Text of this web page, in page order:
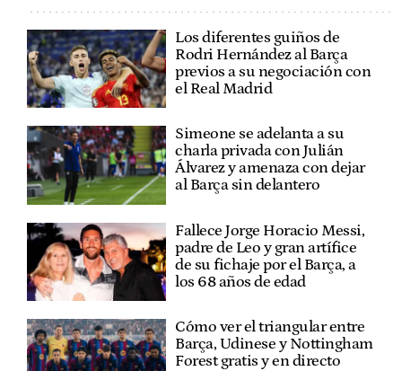
Los diferentes guiños de
Rodri Hernández al Barça
previos a su negociación con
el Real Madrid
Simeone se adelanta a su
charla privada con Julián
Álvarez y amenaza con dejar
al Barça sin delantero
Fallece Jorge Horacio Messi,
padre de Leo y gran artífice
de su fichaje por el Barça, a
los 68 años de edad
Cómo ver el triangular entre
Barça, Udinese y Nottingham
Forest gratis y en directo